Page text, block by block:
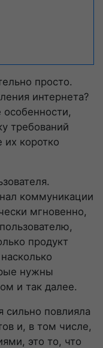
просто.
интернета?
требований
их коротко
коммуникации
мгновенно,
продукт
нужны
и так далее.
сильно повлияла
и, в том числе,
это то, что